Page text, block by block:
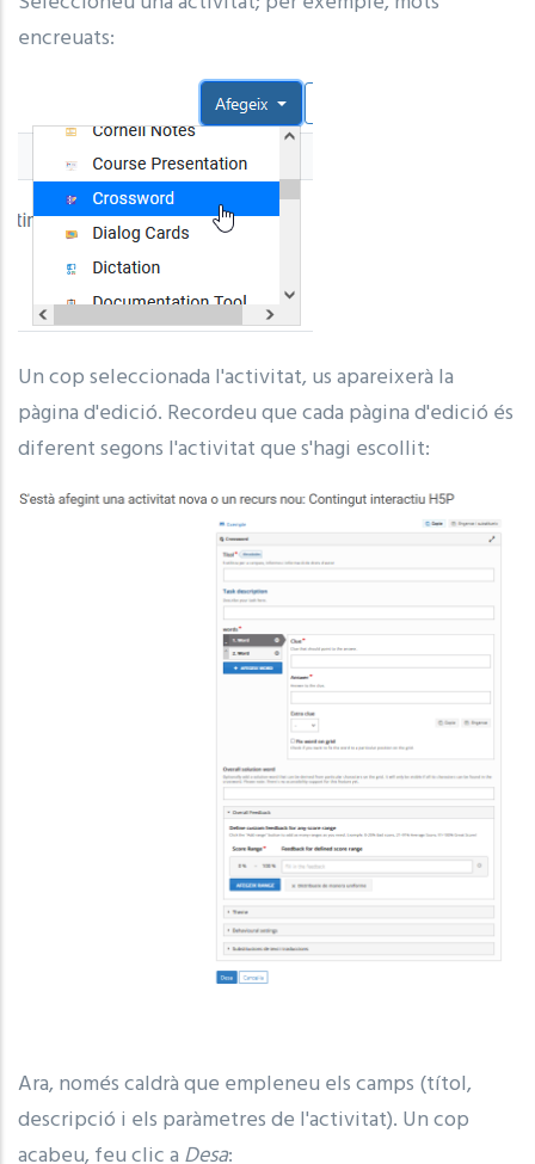
encreuats:
Un cop seleccionada l'activitat, us apareixerà la
pàgina d'edició. Recordeu que cada pàgina d'edició és
diferent segons l'activitat que s'hagi escollit:
Ara, només caldrà que empleneu els camps (títol,
descripció i els paràmetres de l'activitat). Un cop
acabeu, feu clic a Desa: